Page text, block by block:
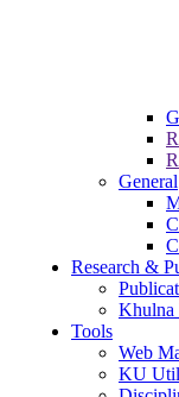
General
Research &
Khulna
Tools
Web
KU